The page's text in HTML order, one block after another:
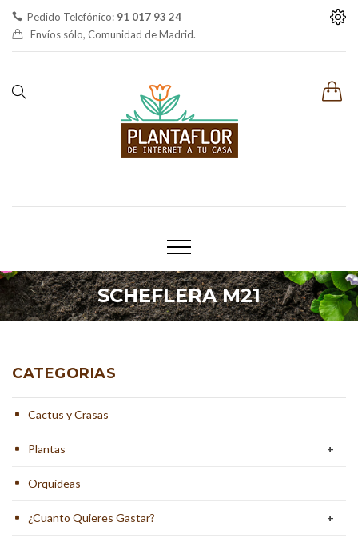
Pedido Telefónico: 91 017 93 24
Envíos sólo, Comunidad de Madrid.
SCHEFLERA M21
CATEGORIAS
Cactus y Crasas
Plantas +
Orquideas
¿Cuanto Quieres Gastar? +